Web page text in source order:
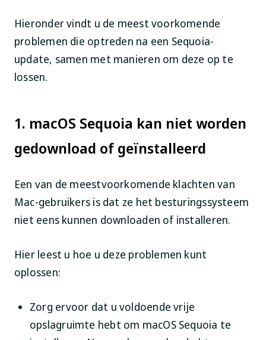
Hieronder vindt u de meest voorkomende
problemen die optreden na een Sequoia-
update, samen met manieren om deze op te
lossen.
1. macOS Sequoia kan niet worden
gedownload of geïnstalleerd
Een van de meestvoorkomende klachten van
Mac-gebruikers is dat ze het besturingssysteem
niet eens kunnen downloaden of installeren.
Hier leest u hoe u deze problemen kunt
oplossen:
Zorg ervoor dat u voldoende vrije
opslagruimte hebt om macOS Sequoia te